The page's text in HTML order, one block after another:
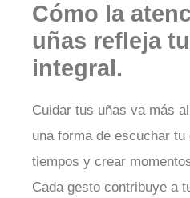
Cómo la
uñas refleja
integral.
Cuidar tus uñas va más
una forma de escuchar
tiempos y crear
Cada gesto contribuye a